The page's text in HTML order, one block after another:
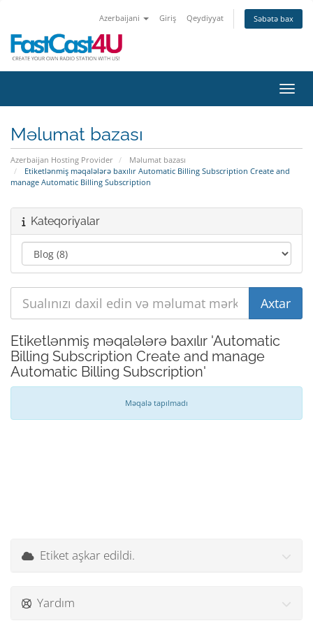
Azerbaijani Giriş Qeydiyyat Səbətə bax
Məlumat bazası
Azerbaijan Hosting Provider
Məlumat bazası
Etiketlənmiş məqalələrə baxılır Automatic Billing Subscription Create and
manage Automatic Billing Subscription
Kateqoriyalar
Etiketlənmiş məqalələrə baxılır 'Automatic
Billing Subscription Create and manage
Automatic Billing Subscription'
Məqalə tapılmadı
Etiket aşkar edildi.
Yardım